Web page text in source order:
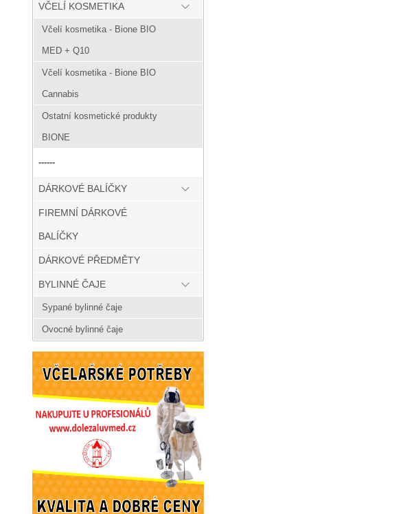
VČELÍ KOSMETIKA
Včelí kosmetika - Bione BIO
MED + Q10
Včelí kosmetika - Bione BIO
Cannabis
Ostatní kosmetické produkty
BIONE
------
DÁRKOVÉ BALÍČKY
FIREMNÍ DÁRKOVÉ
BALÍČKY
DÁRKOVÉ PŘEDMĚTY
BYLINNÉ ČAJE
Sypané bylinné čaje
Ovocné bylinné čaje